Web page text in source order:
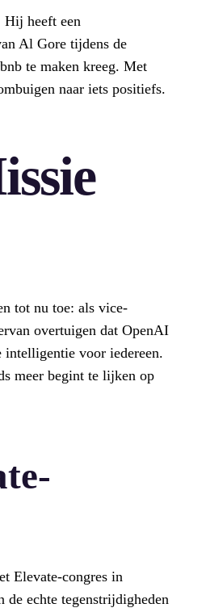
Hij heeft een
Al Gore tijdens de
te maken kreeg. Met
naar iets positiefs.
tot nu toe: als vice-
overtuigen dat OpenAI
voor iedereen.
meer begint te lijken op
Elevate-congres in
de echte tegenstrijdigheden